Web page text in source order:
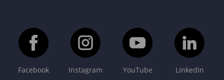
Facebook Instagram YouTube LinkedIn